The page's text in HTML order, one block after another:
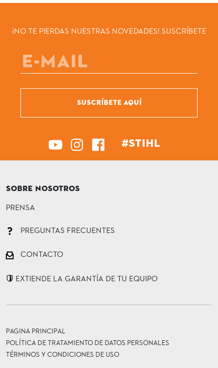
¡NO TE PIERDAS NUESTRAS NOVEDADES! SUSCRÍBETE
SUSCRÍBETE AQUÍ
#STIHL
SOBRE NOSOTROS
PRENSA
PREGUNTAS FRECUENTES
CONTACTO
EXTIENDE LA GARANTÍA DE TU EQUIPO
PAGINA PRINCIPAL
POLÍTICA DE TRATAMIENTO DE DATOS PERSONALES
TÉRMINOS Y CONDICIONES DE USO